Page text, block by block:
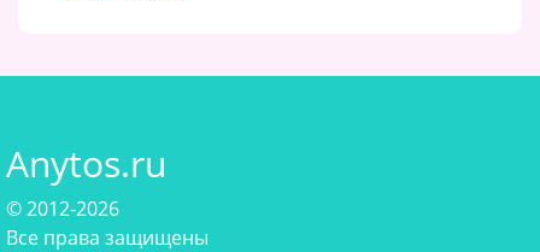
Anytos.ru
© 2012-2026
Все права защищены